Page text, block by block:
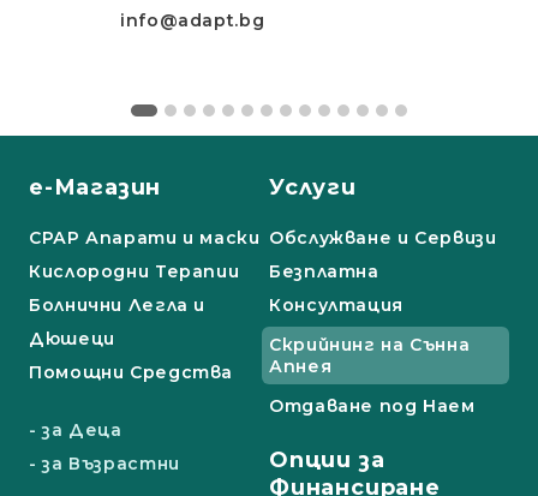
info@adapt.bg
е-Магазин
СРАР Апарати и маски
Кислородни Терапии
Болнични Легла и
Дюшеци
Помощни Средства
- за Деца
- за Възрастни
Услуги
Обслужване и Сервизи
Безплатна
Консултация
Скрийнинг на Сънна
Апнея
Отдаване под Наем
Опции за
Финансиране